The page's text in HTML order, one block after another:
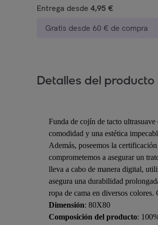
Entrega desde 4,95 €
Gratis desde 60 € de compra
Detalles del producto
Funda de cojín de tacto
comodidad y una estética
Además, poseemos la
comprometemos a asegurar un
lleva a cabo de manera digital,
asegura una durabilidad
ropa de cama en diversos
Dimensión: 80X80
Composición del producto: